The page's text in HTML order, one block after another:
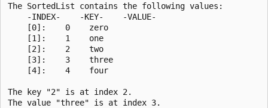
The SortedList contains the following values:
    -INDEX-    -KEY-    -VALUE-
    [0]:    0    zero
    [1]:    1    one
    [2]:    2    two
    [3]:    3    three
    [4]:    4    four
The key "2" is at index 2.
The value "three" is at index 3.